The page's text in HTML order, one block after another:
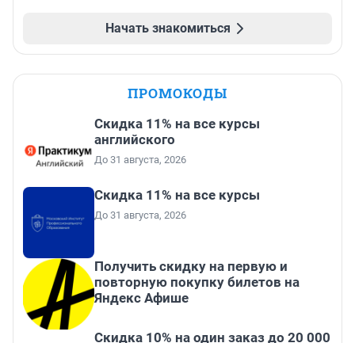
Начать знакомиться
ПРОМОКОДЫ
Скидка 11% на все курсы
английского
До 31 августа, 2026
Скидка 11% на все курсы
До 31 августа, 2026
Получить скидку на первую и
повторную покупку билетов на
Яндекс Афише
Скидка 10% на один заказ до 20 000